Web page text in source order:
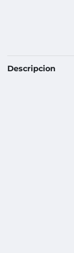
Descripcion